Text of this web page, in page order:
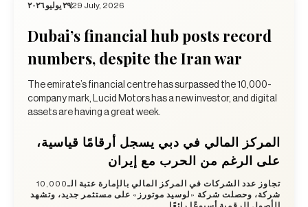
٢٩ يوليو ٢٠٢٦29 July, 2026
Dubai’s financial hub posts record
numbers, despite the Iran war
The emirate’s financial centre has surpassed the 10,000-
company mark, Lucid Motors has a new investor, and digital
assets are having a great week.
المركز المالي في دبي يسجل أرقامًا قياسية،
على الرغم من الحرب مع إيران
تجاوز عدد الشركات في المركز المالي بالإمارة عتبة الـ10,000
شركة، وحصلت شركة «لوسيد موتورز» على مستثمر جديد، وتشهد
الأصول الرقمية أسبوعًا رائعًا.